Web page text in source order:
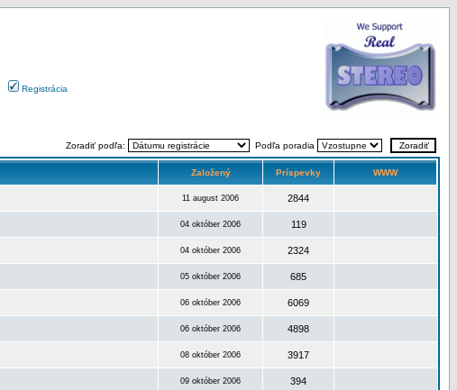
Registrácia
Zoradiť podľa: Podľa poradia
Založený Príspevky WWW
11 august 2006 2844
04 október 2006 119
04 október 2006 2324
05 október 2006 685
06 október 2006 6069
06 október 2006 4898
08 október 2006 3917
09 október 2006 394